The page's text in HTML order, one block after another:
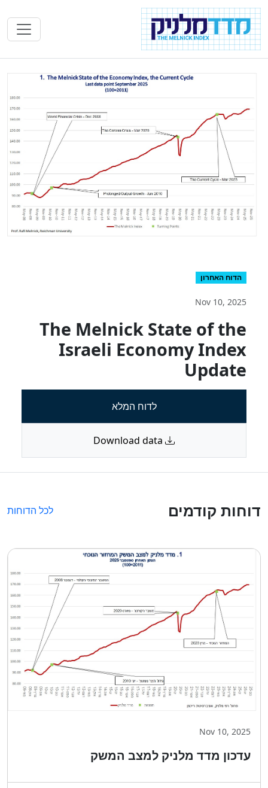
הדוח האחרון
Nov 10, 2025
The Melnick State of the
Israeli Economy Index
Update
לדוח המלא
דוחות קודמים לכל הדוחות
Nov 10, 2025
עדכון מדד מלניק למצב המשק